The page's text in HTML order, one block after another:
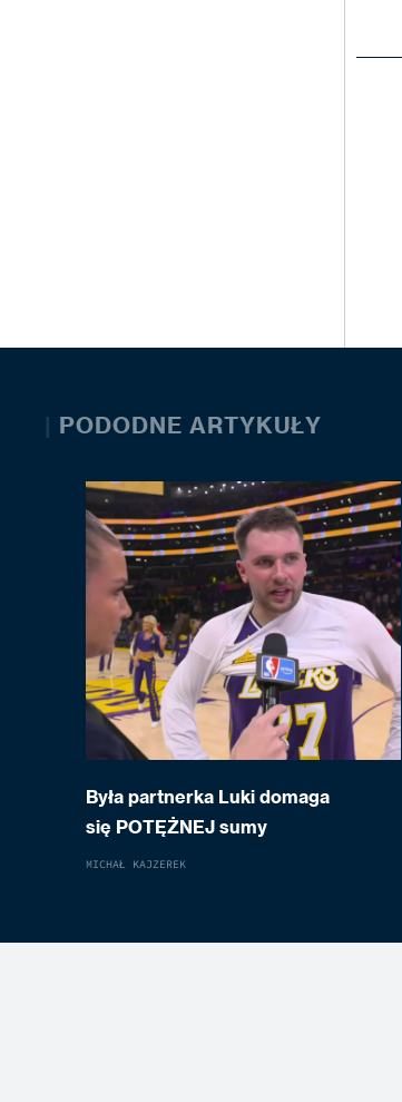
| PODODNE ARTYKUŁY
Była partnerka Luki domaga
się POTĘŻNEJ sumy
MICHAŁ KAJZEREK